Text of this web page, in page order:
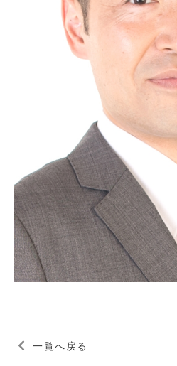
一覧へ戻る